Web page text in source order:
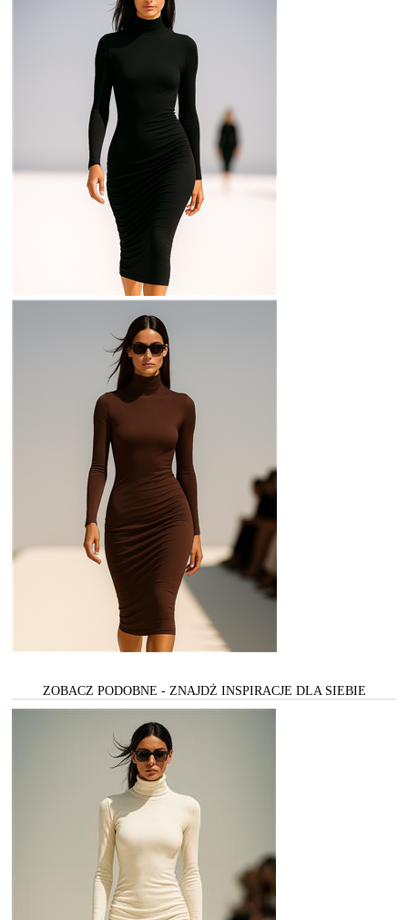
ZOBACZ PODOBNE - ZNAJDŻ INSPIRACJE DLA SIEBIE